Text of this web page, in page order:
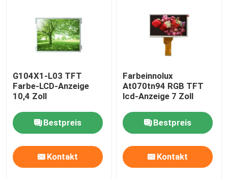
E-Tinte-segmentierte Anzeige
G104X1-L03 TFT
Farbe-LCD-Anzeige
10,4 Zoll
Bestpreis
Kontakt
Farbeinnolux
At070tn94 RGB TFT
lcd-Anzeige 7 Zoll
Bestpreis
Kontakt